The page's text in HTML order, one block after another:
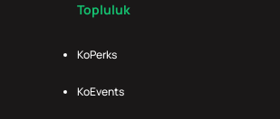
Topluluk
KoPerks
KoEvents